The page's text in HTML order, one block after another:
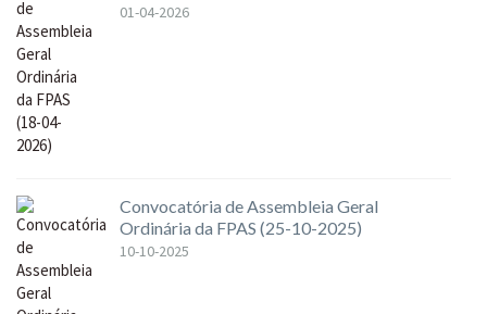
01-04-2026
Convocatória de Assembleia Geral
Ordinária da FPAS (25-10-2025)
10-10-2025